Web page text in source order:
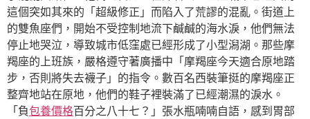
這個突如其來的「超級修正」而陷入了荒謬的混亂。街道上
的雙魚座們，開始不受控制地流下鹹鹹的海水淚，他們無法
停止地哭泣，導致城市低窪處已經形成了小型潟湖。那些摩
羯座的上班族，嚴格遵守著廣播中「摩羯座今天適合原地踏
步，否則將失去襪子」的指令。數百名西裝筆挺的摩羯座正
整齊地站在原地，他們的鞋子裡裝滿了已經潮濕的淚水。
「負包養價格百分之八十七？」張水瓶喃喃自語，感到胃部